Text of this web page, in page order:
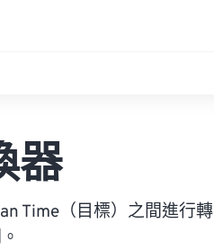
器
Time（目標）之間進行轉